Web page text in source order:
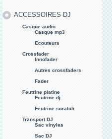
ACCESSOIRES DJ
Casque audio
Casque mp3
Ecouteurs
Crossfader
Innofader
Autres crossfaders
Fader
Feutrine platine
Feutrine dj
Feutrine scratch
Transport DJ
Sac vinyles
Sac DJ